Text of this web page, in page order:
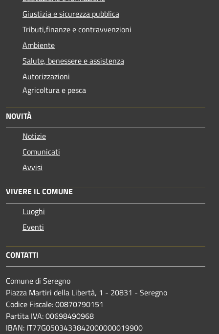
Giustizia e sicurezza pubblica
Tributi,finanze e contravvenzioni
Ambiente
Salute, benessere e assistenza
Autorizzazioni
Agricoltura e pesca
NOVITÀ
Notizie
Comunicati
Avvisi
VIVERE IL COMUNE
Luoghi
Eventi
CONTATTI
Comune di Seregno
Piazza Martiri della Libertà, 1 - 20831 - Seregno
Codice Fiscale: 00870790151
Partita IVA: 00698490968
IBAN: IT77G0503433842000000019900